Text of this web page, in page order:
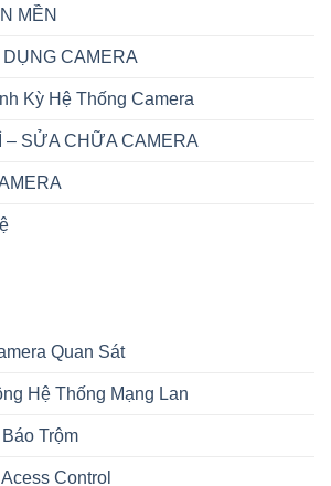
MỀN
CAMERA
Kỳ Hệ Thống Camera
– SỬA CHỮA CAMERA
Quan Sát
Hệ Thống Mạng Lan
Trộm
Control